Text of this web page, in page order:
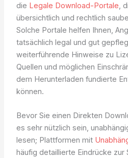
die Legale Download-Portale,
übersichtlich und rechtlich
Solche Portale helfen Ihnen,
tatsächlich legal und gut
weiterführende Hinweise zu
Quellen und möglichen
dem Herunterladen fundierte
können.
Bevor Sie einen Direkten
es sehr nützlich sein,
lesen; Plattformen mit
häufig detaillierte Eindrücke zur